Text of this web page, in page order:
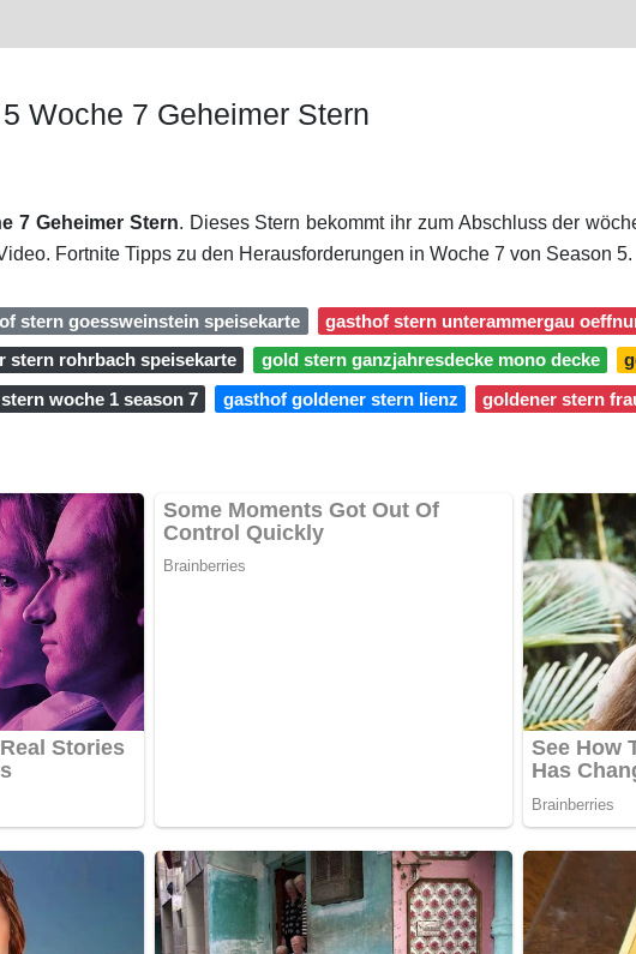
Woche 7 Geheimer Stern
7 Geheimer Stern. Dieses Stern bekommt ihr zum Abschluss der
Fortnite Tipps zu den Herausforderungen in Woche 7 von Season 5.
stern goessweinstein speisekarte
gasthof stern unterammergau
stern rohrbach speisekarte
gold stern ganzjahresdecke mono decke
woche 1 season 7
gasthof goldener stern lienz goldener stern